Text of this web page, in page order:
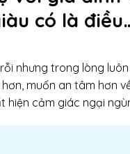
có là
nhưng trong lòng
muốn an tâm hơn
hiện cảm giác ngại